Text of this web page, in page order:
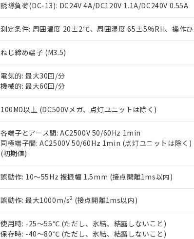
誘導負荷(DC-13): DC24V 4A/DC120V 1.1A/DC240V 0.55A
測定条件: 周囲温度 20±2℃、周囲湿度 65±5%RH、操作
ねじ締め端子 (M3.5)
電気的: 最大30回/分
機械的: 最大60回/分
100MΩ以上 (DC500Vメガ、点灯ユニットは除く)
各端子とアース間: AC2500V 50/60Hz 1min
同極端子間: AC2500V 50/60Hz 1min (点灯ユニットは除く)
(初期値)
誤動作: 10～55Hz 複振幅 1.5mm (接点開離1ms以内)
誤動作: 最大1000m/s2 (接点開離1ms以内)
使用時: -25～55℃ (ただし、氷結、結露しないこと)
保存時: -40～80℃ (ただし、氷結、結露しないこと)
マイパーツ機能（部品リスト作成サービス）をご
ている必要があります。
お客様が当ウェブサイト上で当社にご登録された
が、当社の製品・サービスに関するお客様との取
さい。
※当社の共同利用者とは、
※3 非含有証明書ダウンロード
下記の非含有証明書をダウンロードすることができます。
EU RoHS指令（10物質）の非含有証明書
51物質の非含有証明書（当社基準）
※本証明書は発行日時点で非含有を証明するもので、過
また、RoHS指令のフタル酸エステル類４物質の対応で
混在することから備考欄に対応日を記載しておりました。
既に当社にて対応品への在庫切替を完了していること
り割愛しております。
「10」：通常の使用状況下において有害物質が外部に漏
「－」：未確認です。当社販売部門へお問い合わせくだ
合意する
空
白
受注生産機種、また在庫状況の情報を公開し